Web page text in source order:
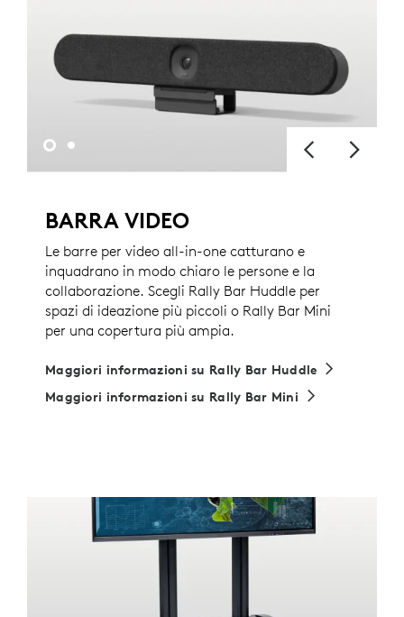
BARRA VIDEO
Le barre per video all-in-one catturano e
inquadrano in modo chiaro le persone e la
collaborazione. Scegli Rally Bar Huddle per
spazi di ideazione più piccoli o Rally Bar Mini
per una copertura più ampia.
Maggiori informazioni su Rally Bar Huddle
Maggiori informazioni su Rally Bar Mini